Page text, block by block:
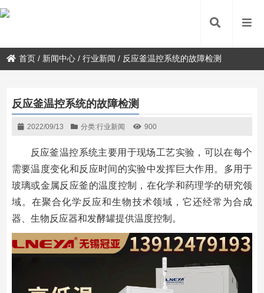
首页 / 新闻中心 /行业新闻 / 反应釜温控系统的故障检测
反应釜温控系统的故障检测
2022/09/13 分类:行业新闻 900
反应釜温控系统主要用于现场工艺实验，可以在每个
需要温度变化和反应时间的实验中发挥巨大作用。多用于
玻璃或金属反应釜的温度控制，在化学和药理学的研究领
域。在聚合化学反应和生物技术领域，它还经常为合成
器、生物反应器和发酵罐提供温度控制。